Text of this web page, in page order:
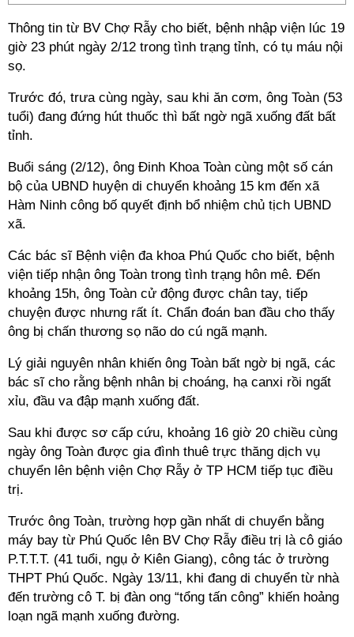
Thông tin từ BV Chợ Rẫy cho biết, bệnh nhập viện lúc 19
giờ 23 phút ngày 2/12 trong tình trạng tỉnh, có tụ máu nội
sọ.
Trước đó, trưa cùng ngày, sau khi ăn cơm, ông Toàn (53
tuổi) đang đứng hút thuốc thì bất ngờ ngã xuống đất bất
tỉnh.
Buổi sáng (2/12), ông Đinh Khoa Toàn cùng một số cán
bộ của UBND huyện di chuyển khoảng 15 km đến xã
Hàm Ninh công bố quyết định bổ nhiệm chủ tịch UBND
xã.
Các bác sĩ Bệnh viện đa khoa Phú Quốc cho biết, bệnh
viện tiếp nhận ông Toàn trong tình trạng hôn mê. Đến
khoảng 15h, ông Toàn cử động được chân tay, tiếp
chuyện được nhưng rất ít. Chẩn đoán ban đầu cho thấy
ông bị chấn thương sọ não do cú ngã mạnh.
Lý giải nguyên nhân khiến ông Toàn bất ngờ bị ngã, các
bác sĩ cho rằng bệnh nhân bị choáng, hạ canxi rồi ngất
xỉu, đầu va đập mạnh xuống đất.
Sau khi được sơ cấp cứu, khoảng 16 giờ 20 chiều cùng
ngày ông Toàn được gia đình thuê trực thăng dịch vụ
chuyển lên bệnh viện Chợ Rẫy ở TP HCM tiếp tục điều
trị.
Trước ông Toàn, trường hợp gần nhất di chuyển bằng
máy bay từ Phú Quốc lên BV Chợ Rẫy điều trị là cô giáo
P.T.T.T. (41 tuổi, ngụ ở Kiên Giang), công tác ở trường
THPT Phú Quốc. Ngày 13/11, khi đang di chuyển từ nhà
đến trường cô T. bị đàn ong “tổng tấn công” khiến hoảng
loạn ngã mạnh xuống đường.